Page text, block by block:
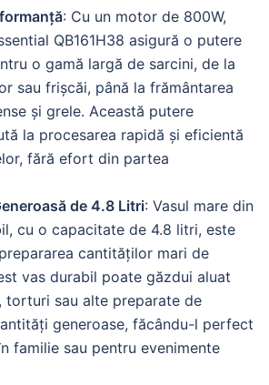
: Cu un motor de 800W,
QB161H38 asigură o putere
o gamă largă de sarcini, de la
sau frișcăi, până la frământarea
și grele. Această putere
la procesarea rapidă și eficientă
fără efort din partea
de 4.8 Litri: Vasul mare din
cu o capacitate de 4.8 litri, este
cantităților mari de
vas durabil poate găzdui aluat
torturi sau alte preparate de
generoase, făcându-l perfect
familie sau pentru evenimente